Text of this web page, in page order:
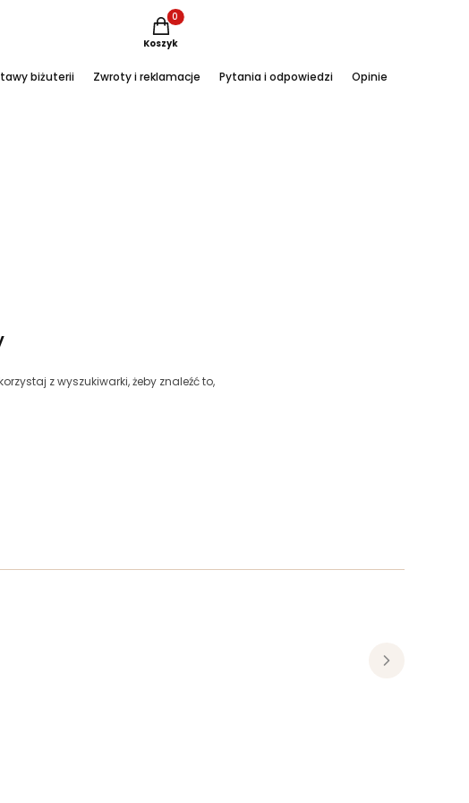
Produkty w koszyku: 0. Zobacz szczegóły
Koszyk
biżuterii Zwroty i reklamacje Pytania i odpowiedzi Opinie
z wyszukiwarki, żeby znaleźć to,